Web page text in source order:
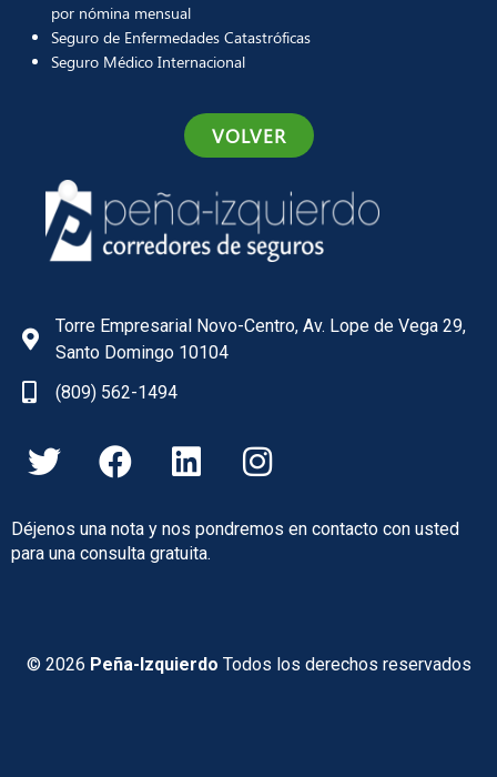
por nómina mensual
Seguro de Enfermedades Catastróficas
Seguro Médico Internacional
VOLVER
Torre Empresarial Novo-Centro, Av. Lope de Vega 29,
Santo Domingo 10104
(809) 562-1494
T
w
t
F
a
e
k
L
i
k
n
I
n
t
a
Déjenos una nota y nos pondremos en contacto con usted
para una consulta gratuita.
© 2026 Peña-Izquierdo Todos los derechos reservados